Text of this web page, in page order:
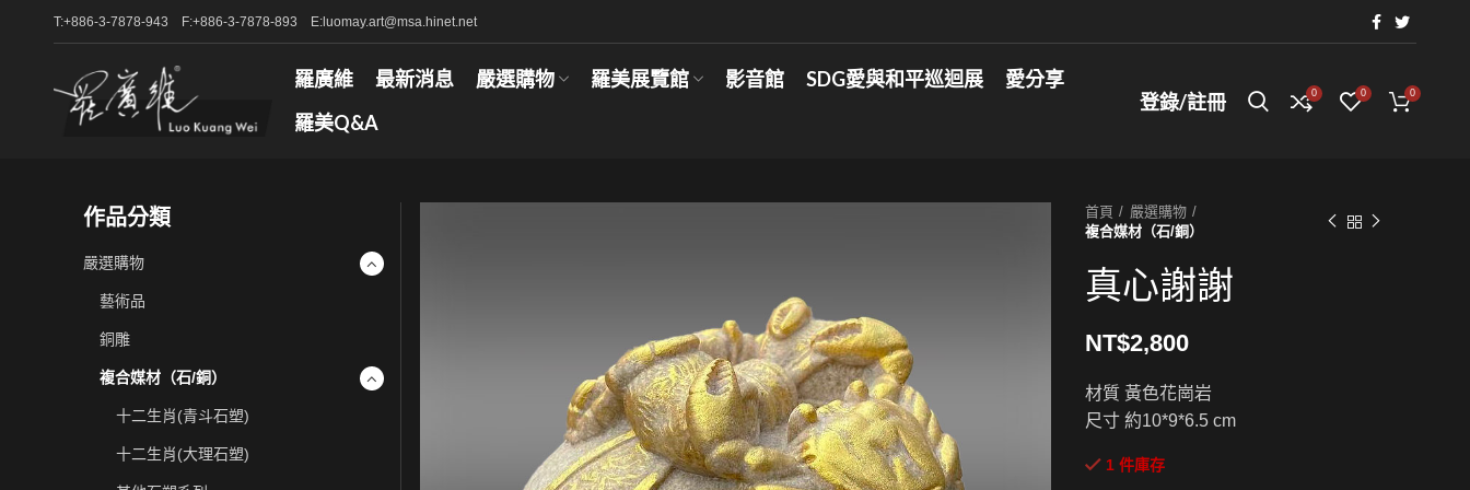
T:+886-3-7878-943 F:+886-3-7878-893 E:luomay.art@msa.hinet.net
羅廣維 最新消息 嚴選購物 羅美展覽館 影音館 SDG愛與和平巡迴展
愛分享
羅美Q&A
登錄/註冊 0 0 0
首頁
嚴選購物
複合媒材（石/銅）
真心謝謝
NT$2,800
材質 黃色花崗岩
尺寸 約10*9*6.5 cm
1 件庫存
作品分類
嚴選購物
藝術品
銅雕
複合媒材（石/銅）
十二生肖(青斗石塑)
十二生肖(大理石塑)